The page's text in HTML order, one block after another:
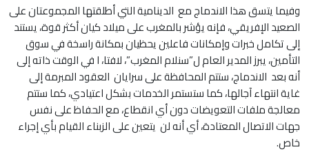
وفيما يتسق هذا الاندماج مع الدينامية التي أطلقتها المجموعتان على
الصعيد الإفريقي، فإنه يؤشر بالمغرب على ميلاد كيان أكثر قوة، يستند
إلى تكامل خبرات وإمكانات فاعلين يحظيان بمكانة راسخة في سوق
التأمين، يبرز المدير العام ل”سنلام المغرب”، لافتا، ا في الوقت ذاته إلى
أنه بعد الاندماج، ستتم المحافظة على سرايان العقود المبرمة إلى
غاية انتهاء آجالها، كما ستستمر الخدمات بشكل اعتيادي، كما ستتم
معالجة ملفات التعويضات دون أي انقطاع، مع الحفاظ على نفس
جهات الاتصال المعتادة، أي أنه لن يتعين على الزبناء القيام بأي إجراء
خاص.